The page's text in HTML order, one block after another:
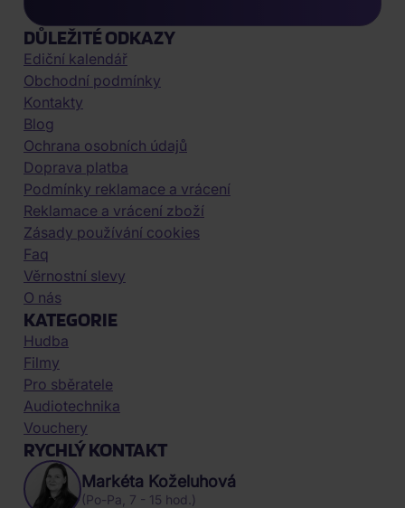
DŮLEŽITÉ ODKAZY
Ediční kalendář
Obchodní podmínky
Kontakty
Blog
Ochrana osobních údajů
Doprava platba
Podmínky reklamace a vrácení
Reklamace a vrácení zboží
Zásady používání cookies
Faq
Věrnostní slevy
O nás
KATEGORIE
Hudba
Filmy
Pro sběratele
Audiotechnika
Vouchery
RYCHLÝ KONTAKT
Markéta Koželuhová
(Po-Pa, 7 - 15 hod.)